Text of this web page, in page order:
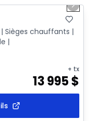
Next
Sièges chauffants |
|
+ tx
13 995$